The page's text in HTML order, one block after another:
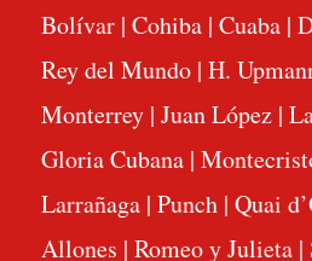
Bolívar| Cohiba| Cuaba|
Rey del Mundo| H.
Monterrey| Juan López|
Gloria Cubana|
Larrañaga| Punch| Quai
Allones | Romeo y Julieta|